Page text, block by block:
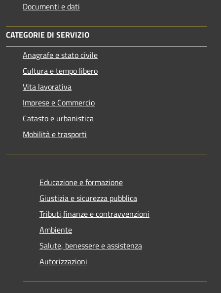
Documenti e dati
CATEGORIE DI SERVIZIO
Anagrafe e stato civile
Cultura e tempo libero
Vita lavorativa
Imprese e Commercio
Catasto e urbanistica
Mobilità e trasporti
Educazione e formazione
Giustizia e sicurezza pubblica
Tributi,finanze e contravvenzioni
Ambiente
Salute, benessere e assistenza
Autorizzazioni